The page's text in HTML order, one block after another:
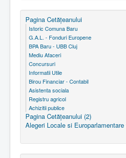
Pagina Cetăţeanului
Istoric Comuna Baru
G.A.L. - Fonduri Europene
BPA Baru - UBB Cluj
Mediu Afaceri
Concursuri
Informatii Utile
Birou Financiar - Contabil
Asistenta sociala
Registru agricol
Achizitii publice
Pagina Cetăţeanului (2)
Alegeri Locale si